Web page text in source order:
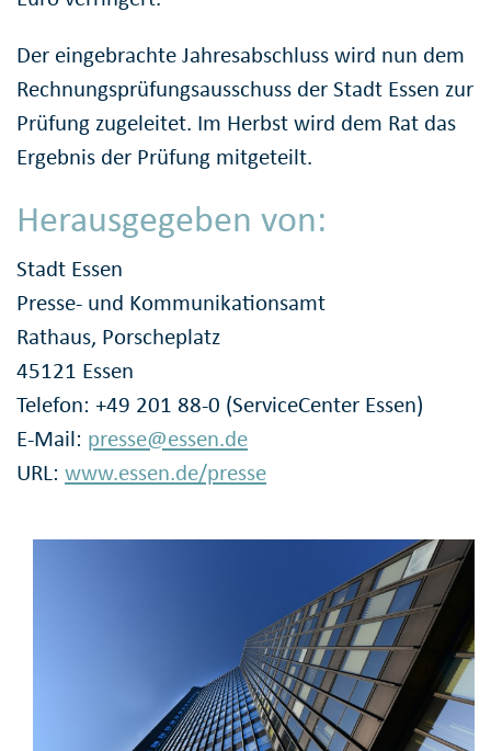
Der eingebrachte Jahresabschluss wird nun dem
Rechnungsprüfungsausschuss der Stadt Essen zur
Prüfung zugeleitet. Im Herbst wird dem Rat das
Ergebnis der Prüfung mitgeteilt.
Herausgegeben von:
Stadt Essen
Presse- und Kommunikationsamt
Rathaus, Porscheplatz
45121 Essen
Telefon: +49 201 88-0 (ServiceCenter Essen)
E-Mail: presse@essen.de
URL: www.essen.de/presse